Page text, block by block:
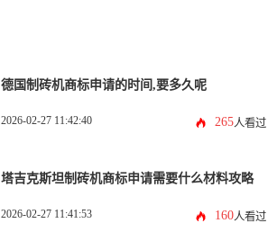
德国制砖机商标申请的时间,要多久呢
2026-02-27 11:42:40 265人看过
塔吉克斯坦制砖机商标申请需要什么材料攻略
2026-02-27 11:41:53 160人看过